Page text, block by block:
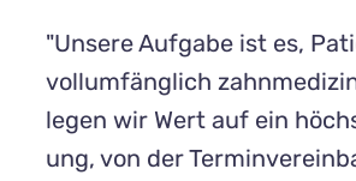
"Unsere Aufgabe ist es,
vollum­fäng­lich
legen wir Wert auf ein
ung, von der